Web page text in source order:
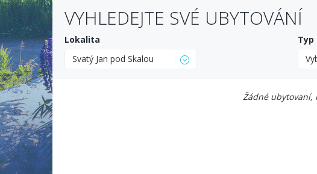
VYHLEDEJTE SVÉ UBYTOVÁNÍ
Lokalita
Svatý Jan pod Skalou
Typ
Žádné ubytovaní,